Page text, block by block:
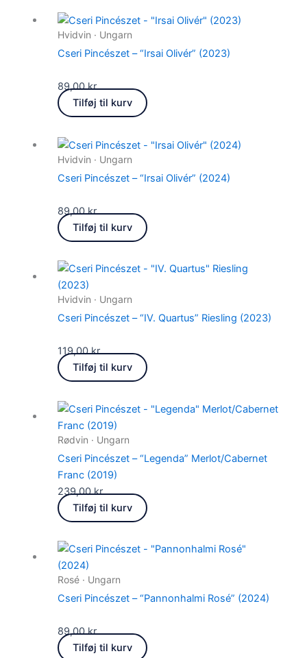
Hvidvin · Ungarn
Cseri Pincészet – “Irsai Olivér” (2023)
89,00kr.
Tilføj til kurv
Hvidvin · Ungarn
Cseri Pincészet – “Irsai Olivér” (2024)
89,00kr.
Tilføj til kurv
Hvidvin · Ungarn
Cseri Pincészet – “IV. Quartus” Riesling (2023)
119,00kr.
Tilføj til kurv
Rødvin · Ungarn
Cseri Pincészet – “Legenda” Merlot/Cabernet
Franc (2019)
239,00kr.
Tilføj til kurv
Rosé · Ungarn
Cseri Pincészet – “Pannonhalmi Rosé” (2024)
89,00kr.
Tilføj til kurv